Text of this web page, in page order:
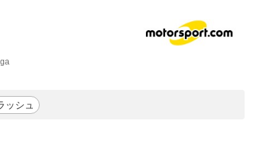
ッシュ